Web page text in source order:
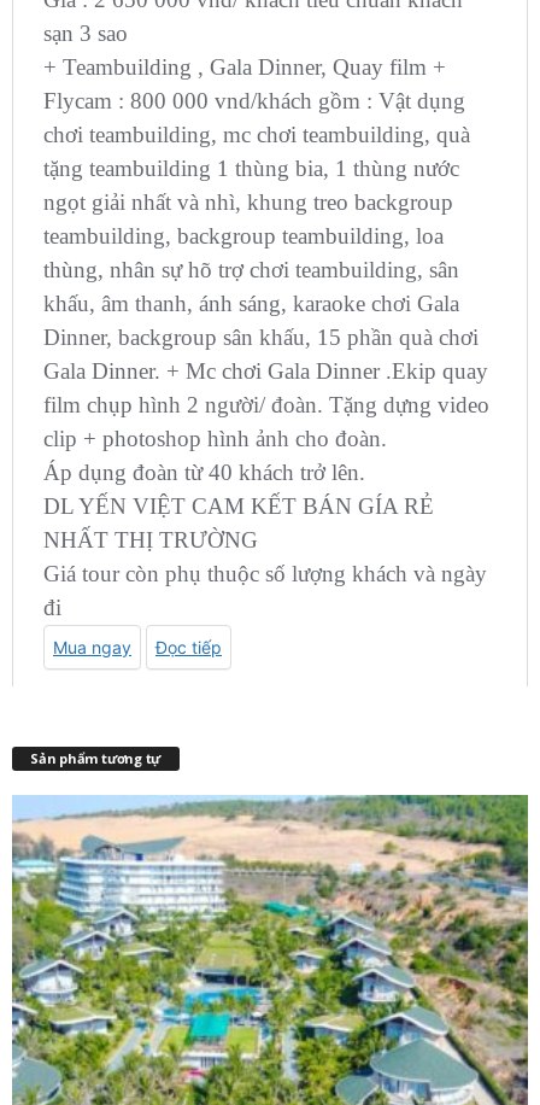
Sản phẩm tương tự